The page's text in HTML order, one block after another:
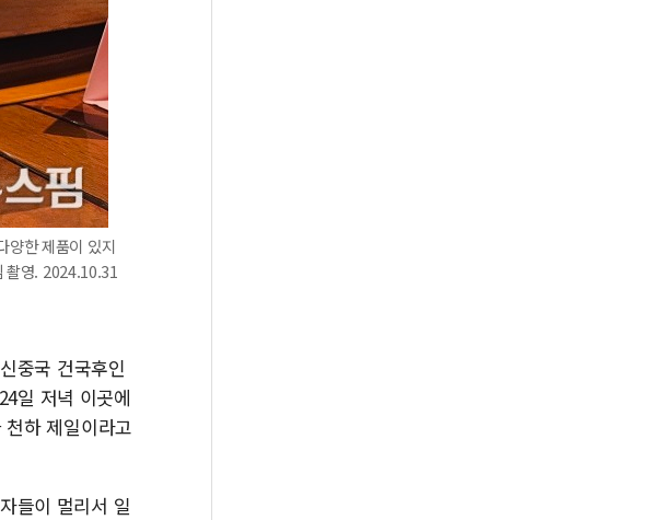
양한 제품이 있지
촬영. 2024.10.31
중국 건국후인
일 저녁 이곳에
하 제일이라고
들이 멀리서 일